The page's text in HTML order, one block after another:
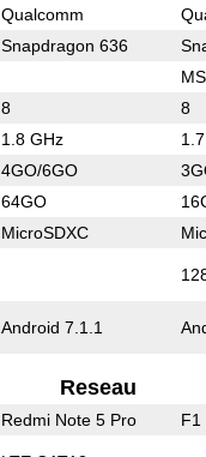
Qualcomm
Snapdragon 636
8 8
1.8 GHz
4GO/6GO
64GO
MicroSDXC
Android 7.1.1
Reseau
Redmi Note 5 Pro F1